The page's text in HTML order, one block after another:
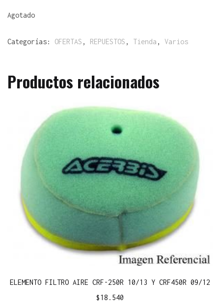
Agotado
Categorías: OFERTAS , REPUESTOS , Tienda , Varios
Productos relacionados
ELEMENTO FILTRO AIRE CRF-250R 10/13 Y CRF450R 09/12
$18.540